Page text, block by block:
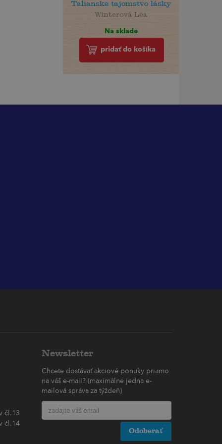
Talianske tajomstvo lásky
Winterová Lea
Na sklade
pridať do košíka
čl.13
čl.14
Newsletter
Chcete dostávať akciové ponuky priamo
na váš e-mail? (maximálne jedna e-
mailová správa za týždeň)
Odoberať